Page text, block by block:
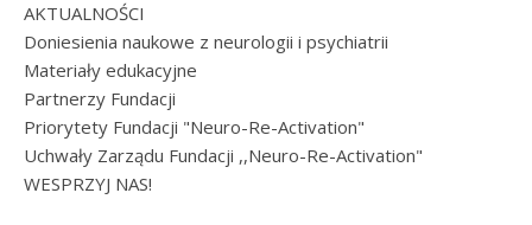
AKTUALNOŚCI
Doniesienia naukowe z neurologii i psychiatrii
Materiały edukacyjne
Partnerzy Fundacji
Priorytety Fundacji "Neuro-Re-Activation"
Uchwały Zarządu Fundacji ,,Neuro-Re-Activation"
WESPRZYJ NAS!